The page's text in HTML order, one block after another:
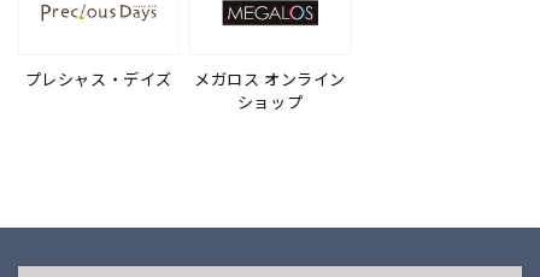
プレシャス・デイズ
メガロス オンライン
ショップ